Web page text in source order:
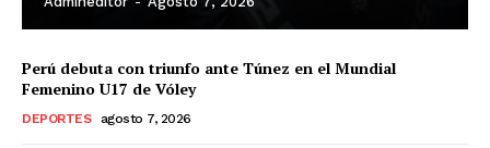
Perú debuta con triunfo ante Túnez en el Mundial
Femenino U17 de Vóley
DEPORTES agosto 7, 2026